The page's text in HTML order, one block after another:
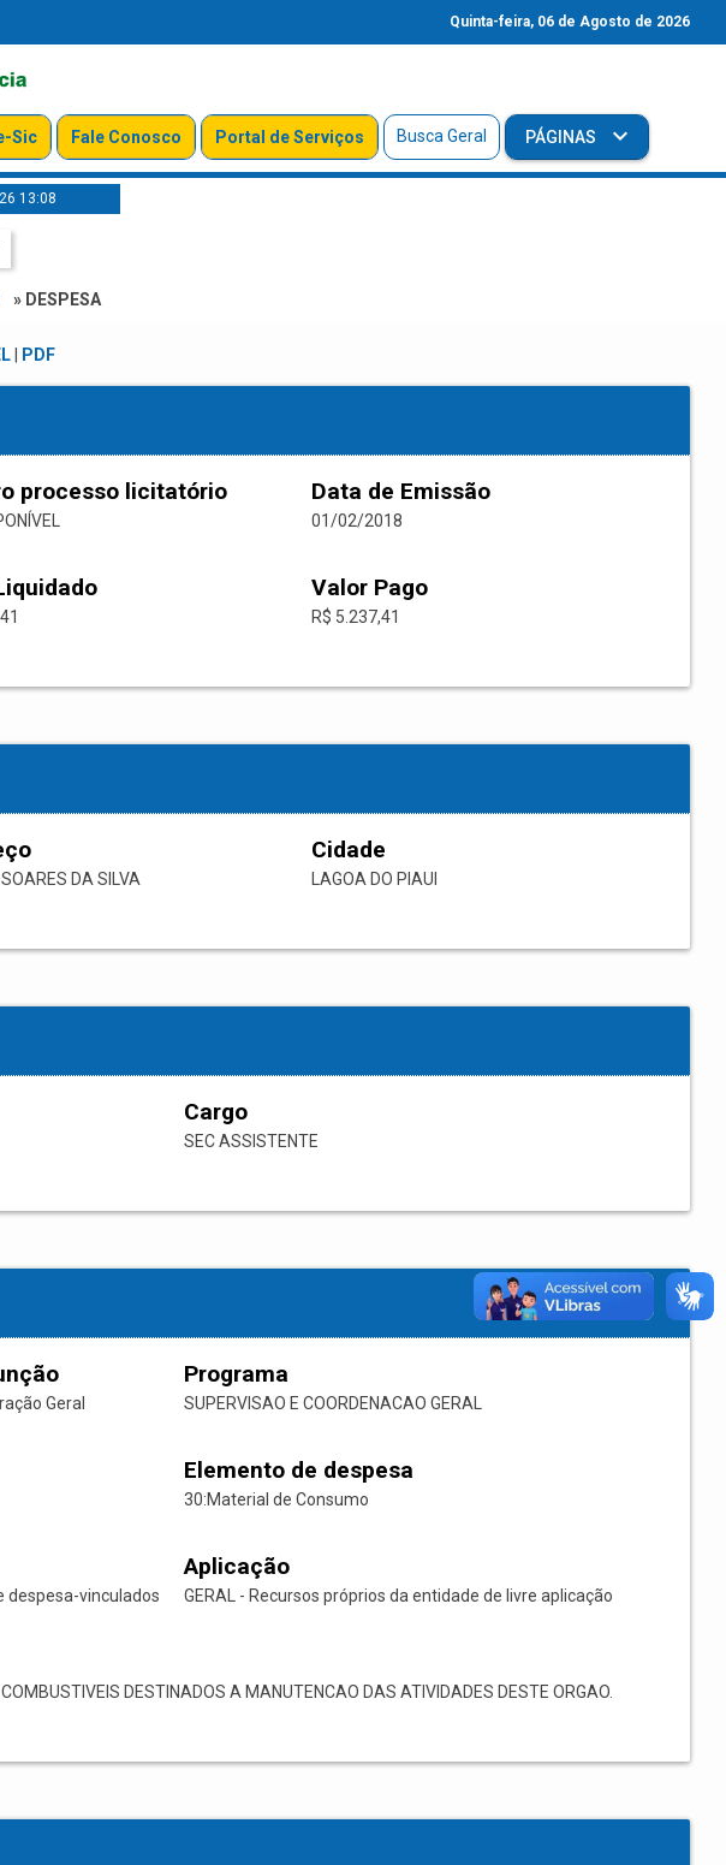
Quinta-feira, 06 de Agosto de 2026
Sic Fale Conosco Portal de Serviços Busca Geral PÁGINAS
13:08
» DESPESA
| PDF
processo licitatório Data de Emissão
01/02/2018
Valor Pago
R$ 5.237,41
DA SILVA
Cidade
LAGOA DO PIAUI
Cargo
SEC ASSISTENTE
Geral
Programa
SUPERVISAO E COORDENACAO GERAL
Elemento de despesa
30:Material de Consumo
despesa-vinculados
Aplicação
GERAL - Recursos próprios da entidade de livre aplicação
DESTINADOS A MANUTENCAO DAS ATIVIDADES DESTE ORGAO.